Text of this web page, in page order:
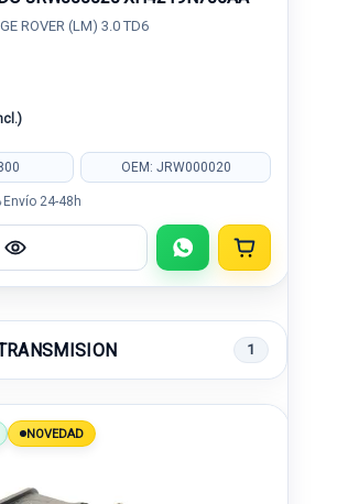
ROVER (LM) 3.0 TD6
OEM: JRW000020
Envío 24-48h
1
NOVEDAD